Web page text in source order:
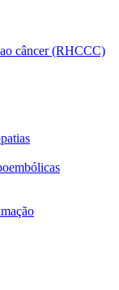
câncer (RHCCC)